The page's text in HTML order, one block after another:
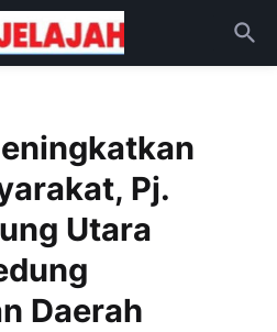
Pj.
Utara
Daerah